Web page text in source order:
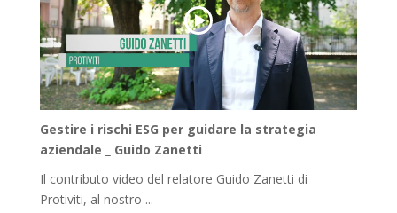
Gestire i rischi ESG per guidare la strategia
aziendale _ Guido Zanetti
Il contributo video del relatore Guido Zanetti di
Protiviti, al nostro ...